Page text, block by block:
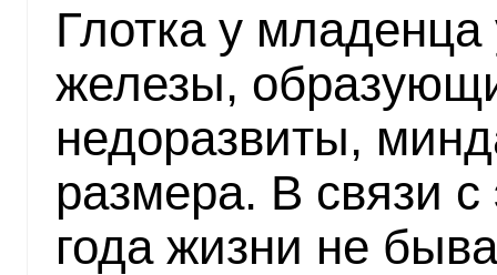
Глотка у
железы,
недоразвиты,
размера. В связи с
года жизни не